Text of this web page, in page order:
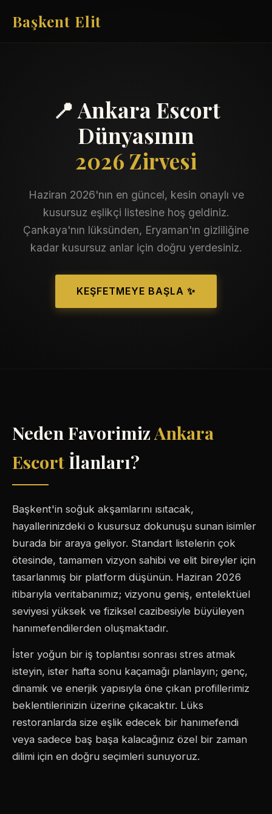
Başkent Elit
📍 Ankara Escort
Dünyasının
2026 Zirvesi
Haziran 2026'nın en güncel, kesin onaylı ve
kusursuz eşlikçi listesine hoş geldiniz.
Çankaya'nın lüksünden, Eryaman'ın gizliliğine
kadar kusursuz anlar için doğru yerdesiniz.
KEŞFETMEYE BAŞLA ✨
Neden FavorimizAnkara
Escort İlanları?
Başkent'in soğuk akşamlarını ısıtacak,
hayallerinizdeki o kusursuz dokunuşu sunan isimler
burada bir araya geliyor. Standart listelerin çok
ötesinde, tamamen vizyon sahibi ve elit bireyler için
tasarlanmış bir platform düşünün. Haziran 2026
itibarıyla veritabanımız; vizyonu geniş, entelektüel
seviyesi yüksek ve fiziksel cazibesiyle büyüleyen
hanımefendilerden oluşmaktadır.
İster yoğun bir iş toplantısı sonrası stres atmak
isteyin, ister hafta sonu kaçamağı planlayın; genç,
dinamik ve enerjik yapısıyla öne çıkan profillerimiz
beklentilerinizin üzerine çıkacaktır. Lüks
restoranlarda size eşlik edecek bir hanımefendi
veya sadece baş başa kalacağınız özel bir zaman
dilimi için en doğru seçimleri sunuyoruz.